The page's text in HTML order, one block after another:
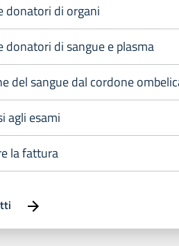
donatori di organi
donatori di sangue e plasma
del sangue dal cordone
agli esami
la fattura